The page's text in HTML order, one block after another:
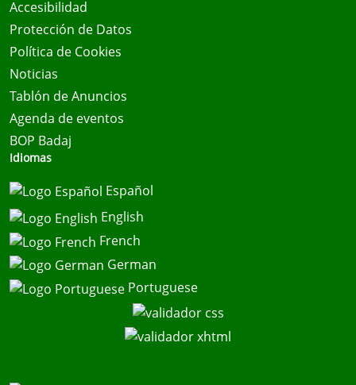
Accesibilidad
Protección de Datos
Política de Cookies
Noticias
Tablón de Anuncios
Agenda de eventos
BOP Badaj
Idiomas
Español
English
French
German
Portuguese